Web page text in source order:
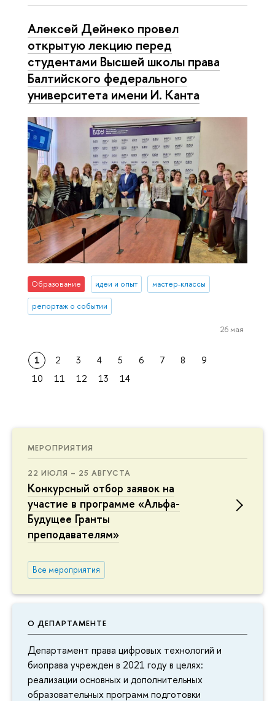
МЕРОПРИЯТИЯ
22 ИЮЛЯ – 25 АВГУСТА
Конкурсный отбор заявок на
участие в программе «Альфа-
Будущее Гранты
преподавателям»
Все мероприятия
О ДЕПАРТАМЕНТЕ
Департамент права цифровых технологий и
биоправа учрежден в 2021 году в целях:
реализации основных и дополнительных
образовательных программ подготовки
Алексей Дейнеко провел
открытую лекцию перед
студентами Высшей школы права
Балтийского федерального
университета имени И. Канта
Образование идеи и опыт мастер-классы
репортаж о событии
26 мая
1 2 3 4 5 6 7 8
9
10
11 12 13 14